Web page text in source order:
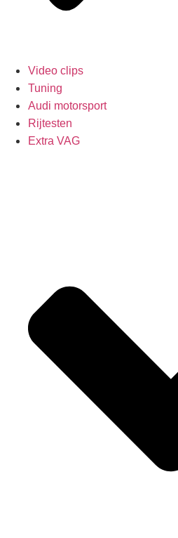
Video clips
Tuning
Audi motorsport
Rijtesten
Extra VAG